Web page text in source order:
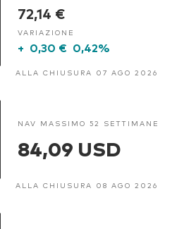
72,14 €
VARIAZIONE
+ 0,30 € 0,42%
ALLA CHIUSURA 07 AGO 2026
NAV MASSIMO 52 SETTIMANE
84,09 USD
ALLA CHIUSURA 08 AGO 2026